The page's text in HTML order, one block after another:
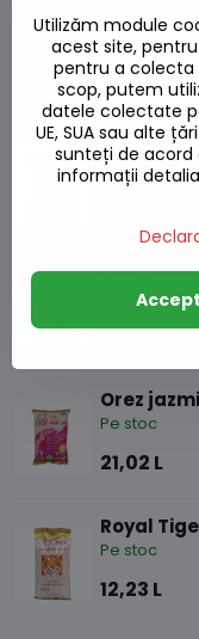
Produse
Orez
Pe stoc
Orez
Pe stoc
17,12 L
Orez
Pe stoc
21,02 L
Royal
Pe stoc
12,23 L
Utilizăm module
acest site,
pentru a colecta
scop, putem
datele colectate
UE, SUA sau alte
sunteți de acord
informații